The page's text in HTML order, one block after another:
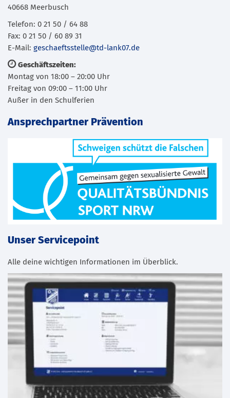
40668 Meerbusch
Telefon: 0 21 50 / 64 88
Fax: 0 21 50 / 60 89 31
E-Mail: geschaeftsstelle@td-lank07.de
Geschäftszeiten:
Montag von 18:00 – 20:00 Uhr
Freitag von 09:00 – 11:00 Uhr
Außer in den Schulferien
Ansprechpartner Prävention
Unser Servicepoint
Alle deine wichtigen Informationen im Überblick.